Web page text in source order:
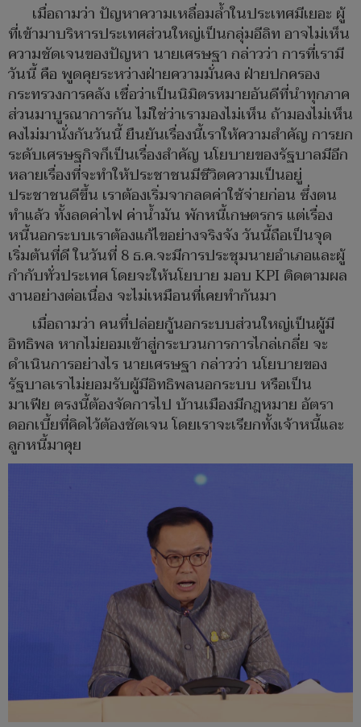
เมื่อถามว่า ปัญหาความเหลื่อมล้ำในประเทศมีเยอะ ผู้
ที่เข้ามาบริหารประเทศส่วนใหญ่เป็นกลุ่มอีลิท อาจไม่เห็น
ความชัดเจนของปัญหา นายเศรษฐา กล่าวว่า การที่เรามี
วันนี้ คือ พูดคุยระหว่างฝ่ายความมั่นคง ฝ่ายปกครอง
กระทรวงการคลัง เชื่อว่าเป็นนิมิตรหมายอันดีที่นำทุกภาค
ส่วนมาบูรณาการกัน ไม่ใช่ว่าเรามองไม่เห็น ถ้ามองไม่เห็น
คงไม่มานั่งกันวันนี้ ยืนยันเรื่องนี้เราให้ความสำคัญ การยก
ระดับเศรษฐกิจก็เป็นเรื่องสำคัญ นโยบายของรัฐบาลมีอีก
หลายเรื่องที่จะทำให้ประชาชนมีชีวิตความเป็นอยู่
ประชาชนดีขึ้น เราต้องเริ่มจากลดค่าใช้จ่ายก่อน ซึ่งตน
ทำแล้ว ทั้งลดค่าไฟ ค่าน้ำมัน พักหนี้เกษตรกร แต่เรื่อง
หนี้นอกระบบเราต้องแก้ไขอย่างจริงจัง วันนี้ถือเป็นจุด
เริ่มต้นที่ดี ในวันที่ 8 ธ.ค.จะมีการประชุมนายอำเภอและผู้
กำกับทั่วประเทศ โดยจะให้นโยบาย มอบ KPI ติดตามผล
งานอย่างต่อเนื่อง จะไม่เหมือนที่เคยทำกันมา
เมื่อถามว่า คนที่ปล่อยกู้นอกระบบส่วนใหญ่เป็นผู้มี
อิทธิพล หากไม่ยอมเข้าสู่กระบวนการการไกล่เกลี่ย จะ
ดำเนินการอย่างไร นายเศรษฐา กล่าวว่า นโยบายของ
รัฐบาลเราไม่ยอมรับผู้มีอิทธิพลนอกระบบ หรือเป็น
มาเฟีย ตรงนี้ต้องจัดการไป บ้านเมืองมีกฎหมาย อัตรา
ดอกเบี้ยที่คิดไว้ต้องชัดเจน โดยเราจะเรียกทั้งเจ้าหนี้และ
ลูกหนี้มาคุย